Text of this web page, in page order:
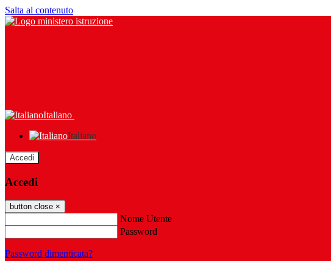
Salta al contenuto
Italiano
Italiano
Accedi
Accedi
button close ×
Nome Utente
Password
Password dimenticata?